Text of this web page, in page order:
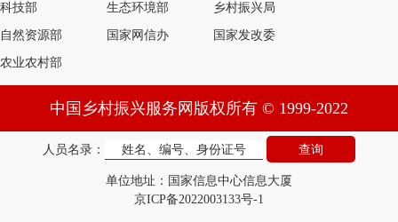
科技部 生态环境部 乡村振兴局
自然资源部 国家网信办 国家发改委
农业农村部
中国乡村振兴服务网版权所有 © 1999-2022
人员名录：
单位地址：国家信息中心信息大厦
京ICP备2022003133号-1